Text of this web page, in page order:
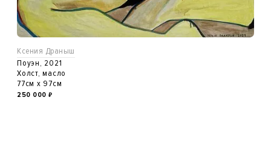
Ксения Драныш
Поуэн, 2021
Холст, масло
77см x 97см
250 000 ₽